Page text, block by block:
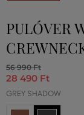
PULÓVER
56 990 Ft
28 490 Ft
GREY SHADOW